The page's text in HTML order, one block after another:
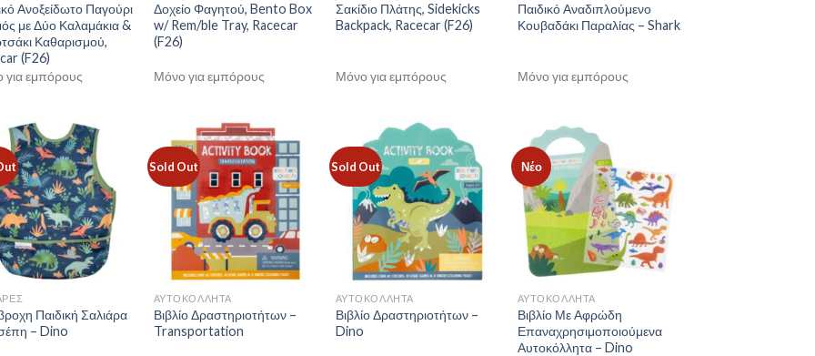
Ανοξείδωτο Παγούρι
με Δύο Καλαμάκια &
Καθαρισμού,
(F26)
για εμπόρους
Δοχείο Φαγητού, Bento Box
w/ Rem/ble Tray, Racecar
(F26)
Μόνο για εμπόρους
Σακίδιο Πλάτης, Sidekicks
Backpack, Racecar (F26)
Μόνο για εμπόρους
Παιδικό Αναδιπλούμενο
Κουβαδάκι Παραλίας – Shark
Μόνο για εμπόρους
Παιδική Σαλιάρα
– Dino
Sold Out
ΑΥΤΟΚΟΛΛΗΤΑ
Βιβλίο Δραστηριοτήτων –
Transportation
Sold Out
ΑΥΤΟΚΟΛΛΗΤΑ
Βιβλίο Δραστηριοτήτων –
Dino
Νέο
ΑΥΤΟΚΟΛΛΗΤΑ
Βιβλίο Με Αφρώδη
Επαναχρησιμοποιούμενα
Αυτοκόλλητα – Dino